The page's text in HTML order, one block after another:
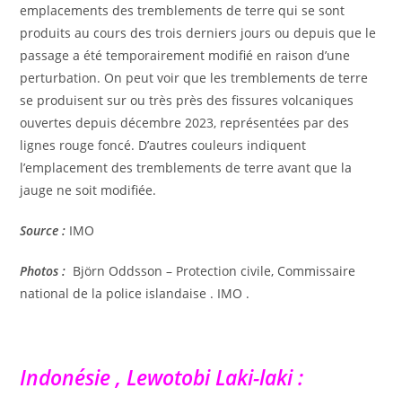
emplacements des tremblements de terre qui se sont
produits au cours des trois derniers jours ou depuis que le
passage a été temporairement modifié en raison d’une
perturbation. On peut voir que les tremblements de terre
se produisent sur ou très près des fissures volcaniques
ouvertes depuis décembre 2023, représentées par des
lignes rouge foncé. D’autres couleurs indiquent
l’emplacement des tremblements de terre avant que la
jauge ne soit modifiée.
Source : IMO
Photos : Björn Oddsson – Protection civile, Commissaire
national de la police islandaise . IMO .
Indonésie , Lewotobi Laki-laki :